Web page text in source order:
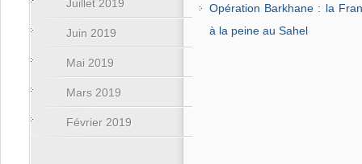
Juillet 2019
Juin 2019
Mai 2019
Mars 2019
Février 2019
Opération Barkhane : la
à la peine au Sahel